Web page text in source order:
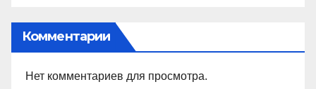
Комментарии
Нет комментариев для просмотра.